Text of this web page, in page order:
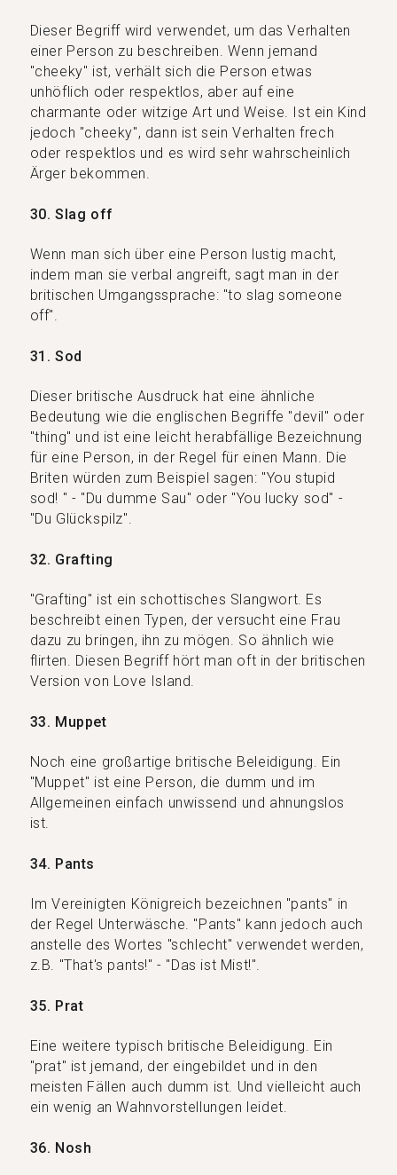
Dieser Begriff wird verwendet, um das Verhalten
einer Person zu beschreiben. Wenn jemand
"cheeky" ist, verhält sich die Person etwas
unhöflich oder respektlos, aber auf eine
charmante oder witzige Art und Weise. Ist ein Kind
jedoch "cheeky", dann ist sein Verhalten frech
oder respektlos und es wird sehr wahrscheinlich
Ärger bekommen.
30. Slag off
Wenn man sich über eine Person lustig macht,
indem man sie verbal angreift, sagt man in der
britischen Umgangssprache: "to slag someone
off".
31. Sod
Dieser britische Ausdruck hat eine ähnliche
Bedeutung wie die englischen Begriffe "devil" oder
"thing" und ist eine leicht herabfällige Bezeichnung
für eine Person, in der Regel für einen Mann. Die
Briten würden zum Beispiel sagen: "You stupid
sod! " - "Du dumme Sau" oder "You lucky sod" -
"Du Glückspilz".
32. Grafting
"Grafting" ist ein schottisches Slangwort. Es
beschreibt einen Typen, der versucht eine Frau
dazu zu bringen, ihn zu mögen. So ähnlich wie
flirten. Diesen Begriff hört man oft in der britischen
Version von Love Island.
33. Muppet
Noch eine großartige britische Beleidigung. Ein
"Muppet" ist eine Person, die dumm und im
Allgemeinen einfach unwissend und ahnungslos
ist.
34. Pants
Im Vereinigten Königreich bezeichnen "pants" in
der Regel Unterwäsche. "Pants" kann jedoch auch
anstelle des Wortes "schlecht" verwendet werden,
z.B. "That's pants!" - "Das ist Mist!".
35. Prat
Eine weitere typisch britische Beleidigung. Ein
"prat" ist jemand, der eingebildet und in den
meisten Fällen auch dumm ist. Und vielleicht auch
ein wenig an Wahnvorstellungen leidet.
36. Nosh